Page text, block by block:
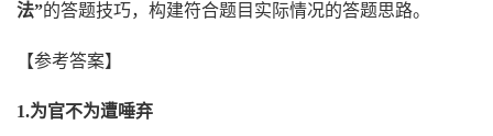
法”的答题技巧，构建符合题目实际情况的答题思路。
【参考答案】
1.为官不为遭唾弃